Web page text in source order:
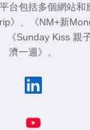
台包括多個網站和
》 《NM+新
《Sunday Kiss 親
濟一週》
。